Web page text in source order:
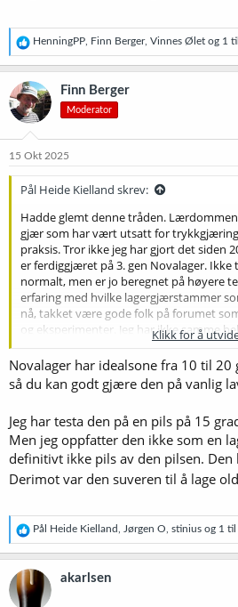
R
e
a
k
s
j
o
e
HenningPP Finn Berger, Vinnes Ølet og 1 til
Finn Berger
Moderator
15 Okt 2025
Pål Heide Kielland skrev:
Hadde glemt denne tråden.
gjær som har vært utsatt for trykkgjæring
praksis. Tror ikke jeg har gjort det siden
er ferdiggjæret på 3. gen Novalager.
normalt, men er jo beregnet på høyere
erfaring med hvilke lagergjærstammer
nå, takket være gode folk på forumet
og eksperimenter. Jeg har ikke samme
som tidligere. Men som alltid: det som
hos andre.
Klikk for å
Novalager har idealsone fra 10 til 20
så du kan godt gjære den på vanlig
Jeg har testa den på en pils på 15
Men jeg oppfatter den ikke som en
definitivt ikke pils av den pilsen.
Derimot var den suveren til å lage
R
e
a
k
s
Pål Heide Kielland Jørgen O stinius og 1 til
akarlsen